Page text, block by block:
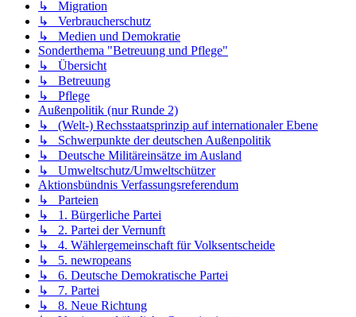
↳ Migration
↳ Verbraucherschutz
↳ Medien und Demokratie
Sonderthema "Betreuung und Pflege"
↳ Übersicht
↳ Betreuung
↳ Pflege
Außenpolitik (nur Runde 2)
↳ (Welt-) Rechsstaatsprinzip auf internationaler Ebene
↳ Schwerpunkte der deutschen Außenpolitik
↳ Deutsche Militäreinsätze im Ausland
↳ Umweltschutz/Umweltschützer
Aktionsbündnis Verfassungsreferendum
↳ Parteien
↳ 1. Bürgerliche Partei
↳ 2. Partei der Vernunft
↳ 4. Wählergemeinschaft für Volksentscheide
↳ 5. newropeans
↳ 6. Deutsche Demokratische Partei
↳ 7. Partei
↳ 8. Neue Richtung